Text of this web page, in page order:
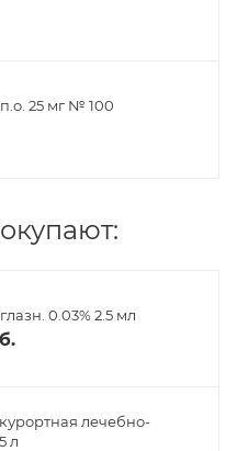
25 мг № 100
0.03% 2.5 мл
лечебно-
л